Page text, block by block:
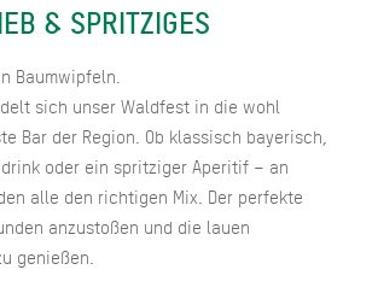
& SPRITZIGES
Baumwipfeln.
sich unser Waldfest in die wohl
Bar der Region. Ob klassisch bayerisch,
oder ein spritziger Aperitif – an
alle den richtigen Mix. Der perfekte
anzustoßen und die lauen
genießen.